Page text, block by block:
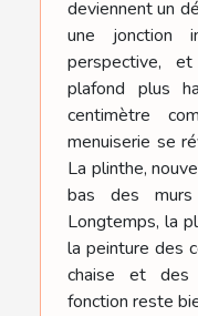
deviennent un
une jonction
perspective,
plafond plus
centimètre
menuiserie se
La plinthe,
bas des murs
Longtemps, la
la peinture des
chaise et des
fonction reste